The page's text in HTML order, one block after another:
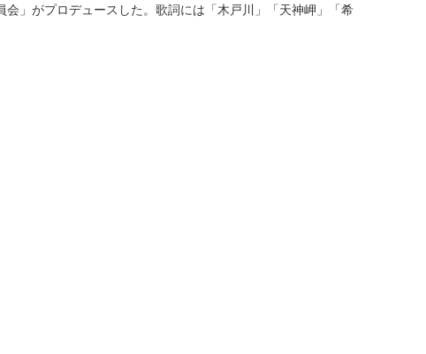
」がプロデュースした。歌詞には「木戸川」「天神岬」「希